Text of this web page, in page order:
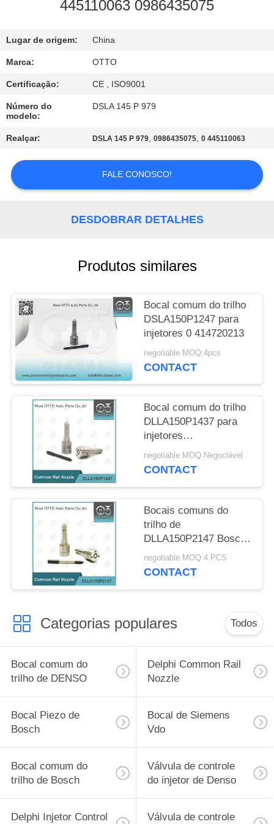
DE
QUALIDADE
CONTACTE-
NOS
SOLICITE
UM
PRIVACY
POLICY
445110063 0986435075
Lugar de origem: China
Marca: OTTO
Certificação: CE , ISO9001
Número do
modelo:
DSLA 145 P 979
Realçar: DSLA 145 P 979,0986435075,0 445110063
FALE CONOSCO!
DESDOBRAR DETALHES
Produtos similares
Bocal comum do trilho
DSLA150P1247 para
injetores 0 414720213
negotiable MOQ:4pcs
CONTACT
Bocal comum do trilho
DLLA150P1437 para
injetores
0445110183/316/331/578
de 0986435102
negotiable MOQ:Negociável
CONTACT
Bocais comuns do
trilho de
DLLA150P2147 Bosch
para injetores 0 445
110 375/634
negotiable MOQ:4 PCS
CONTACT
Categorias populares Todos
Bocal comum do
trilho de DENSO
Delphi Common Rail
Nozzle
Bocal Piezo de
Bosch
Bocal de Siemens
Vdo
Bocal comum do
trilho de Bosch
Válvula de controle
do injetor de Denso
Delphi Injetor Control Válvula de controle